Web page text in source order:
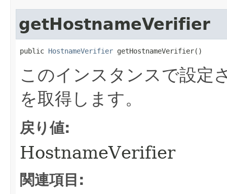
getHostnameVerifier
public HostnameVerifier getHostnameVerifier()
このインスタンスで設定
を取得します。
戻り値:
HostnameVerifier
関連項目: